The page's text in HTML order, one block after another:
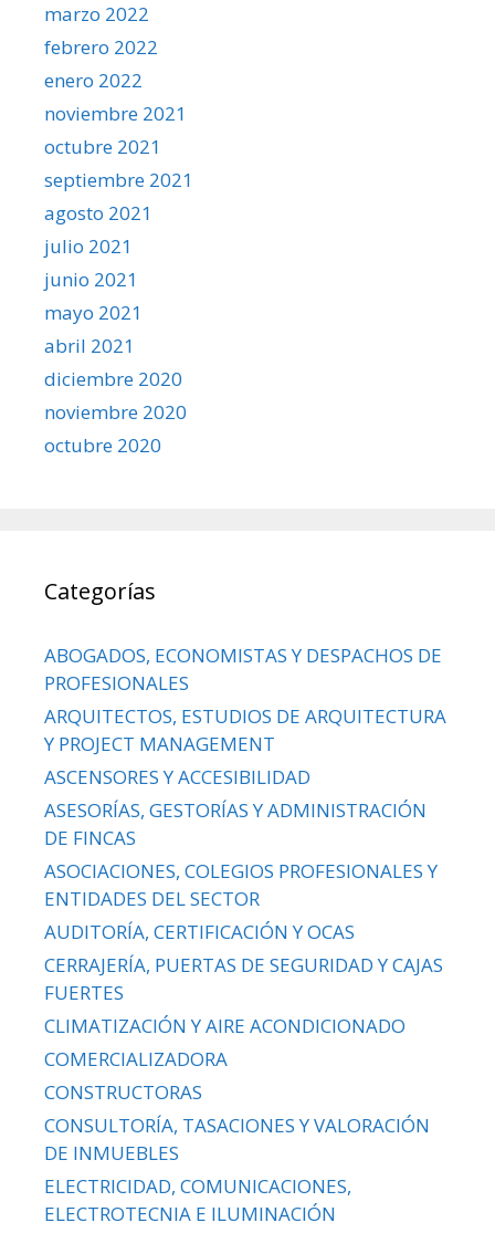
marzo 2022
febrero 2022
enero 2022
noviembre 2021
octubre 2021
septiembre 2021
agosto 2021
julio 2021
junio 2021
mayo 2021
abril 2021
diciembre 2020
noviembre 2020
octubre 2020
Categorías
ABOGADOS, ECONOMISTAS Y DESPACHOS DE
PROFESIONALES
ARQUITECTOS, ESTUDIOS DE ARQUITECTURA
Y PROJECT MANAGEMENT
ASCENSORES Y ACCESIBILIDAD
ASESORÍAS, GESTORÍAS Y ADMINISTRACIÓN
DE FINCAS
ASOCIACIONES, COLEGIOS PROFESIONALES Y
ENTIDADES DEL SECTOR
AUDITORÍA, CERTIFICACIÓN Y OCAS
CERRAJERÍA, PUERTAS DE SEGURIDAD Y CAJAS
FUERTES
CLIMATIZACIÓN Y AIRE ACONDICIONADO
COMERCIALIZADORA
CONSTRUCTORAS
CONSULTORÍA, TASACIONES Y VALORACIÓN
DE INMUEBLES
ELECTRICIDAD, COMUNICACIONES,
ELECTROTECNIA E ILUMINACIÓN